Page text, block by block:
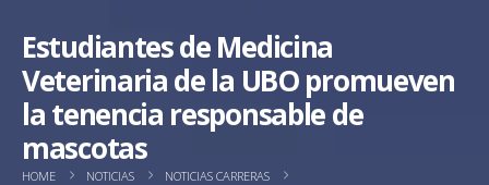
Estudiantes de Medicina
Veterinaria de la UBO promueven
la tenencia responsable de
mascotas
HOME NOTICIAS
NOTICIAS CARRERAS